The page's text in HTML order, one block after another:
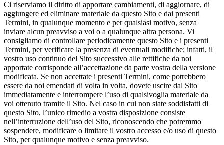
Ci riserviamo il diritto di apportare cambiamenti, di aggiornare, di
aggiungere ed eliminare materiale da questo Sito e dai presenti
Termini, in qualunque momento e per qualsiasi motivo, senza
inviare alcun preavviso a voi o a qualunque altra persona. Vi
consigliamo di controllare periodicamente questo Sito e i presenti
Termini, per verificare la presenza di eventuali modifiche; infatti, il
vostro uso continuo del Sito successivo alle rettifiche da noi
apportate corrisponde all’accettazione da parte vostra della versione
modificata. Se non accettate i presenti Termini, come potrebbero
essere da noi emendati di volta in volta, dovete uscire dal Sito
immediatamente e interrompere l’uso di qualsivoglia materiale da
voi ottenuto tramite il Sito. Nel caso in cui non siate soddisfatti di
questo Sito, l’unico rimedio a vostra disposizione consiste
nell’interruzione dell’uso del Sito, riconoscendo che potremmo
sospendere, modificare o limitare il vostro accesso e/o uso di questo
Sito, per qualunque motivo e senza preavviso.